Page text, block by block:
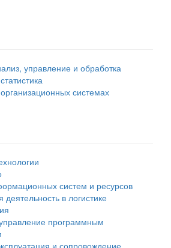
управление и обработка
системах
систем и ресурсов
в логистике
программным
и сопровождение